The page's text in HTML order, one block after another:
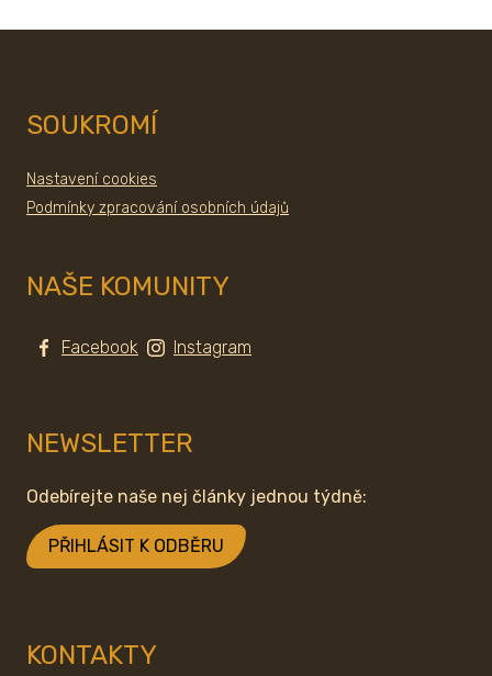
SOUKROMÍ
Nastavení cookies
Podmínky zpracování osobních údajů
NAŠE KOMUNITY
Facebook Instagram
NEWSLETTER
Odebírejte naše nej články jednou týdně:
PŘIHLÁSIT K ODBĚRU
KONTAKTY